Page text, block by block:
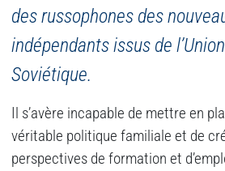
des russophones des
indépendants issus de l’Union
Soviétique.
Il s’avère incapable de mettre en
véritable politique familiale et de
perspectives de formation et